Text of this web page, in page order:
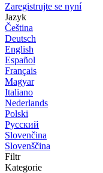
Zaregistrujte se nyní
Jazyk
Čeština
Deutsch
English
Español
Français
Magyar
Italiano
Nederlands
Polski
Русский
Slovenčina
Slovenščina
Filtr
Kategorie